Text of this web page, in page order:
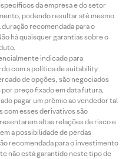
da empresa e do setor
podendo resultar até mesmo
recomendada para o
há quaisquer garantias sobre o
indicado para
com a política de suitability
de opções, são negociados
preço fixado em data futura,
pagar um prêmio ao vendedor tal
com esses derivativos são
altas relações de risco e
a possibilidade de perdas
recomendada para o investimento
não está garantido neste tipo de